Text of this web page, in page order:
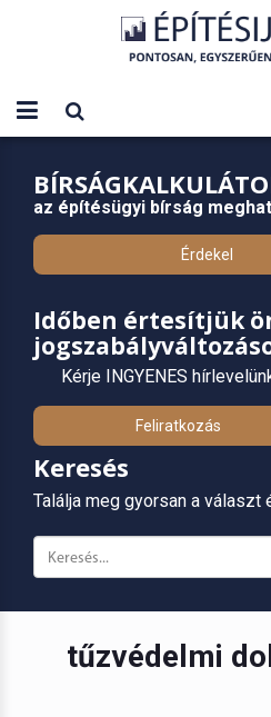
az építésügyi bírság
Érdekel
Időben értesítjük
Kérje INGYENES
Feliratkozás
Keresés
Találja meg gyorsan a
tűzvédelmi